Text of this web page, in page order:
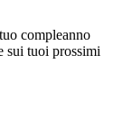
compleanno
sui tuoi prossimi